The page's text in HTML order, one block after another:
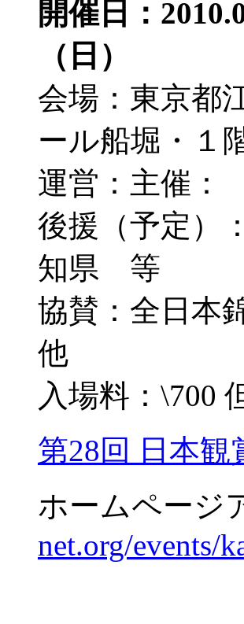
開催日：
（日）
会場：東京都
ール船堀・１
運営：主催
後援（予定）
知県 等
協賛：全日本
他
入場料：\700
第28回 日本
ホームページ
net.org/events/